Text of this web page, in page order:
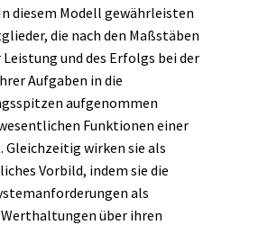
diesem Modell gewährleisten
die nach den Maßstäben
und des Erfolgs bei der
Aufgaben in die
aufgenommen
Funktionen einer
Gleichzeitig wirken sie als
Vorbild, indem sie die
als
über ihren